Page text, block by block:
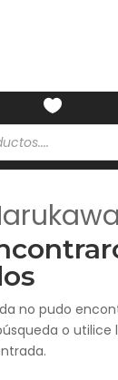

no pudo
o utilice